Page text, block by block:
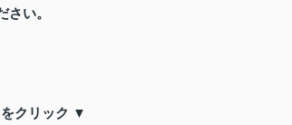
さい。
クリック ▼